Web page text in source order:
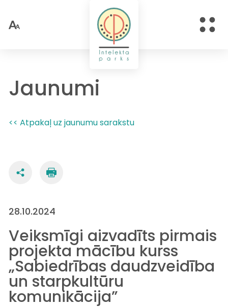
Jaunumi
<< Atpakaļ uz jaunumu sarakstu
28.10.2024
Veiksmīgi aizvadīts pirmais
projekta mācību kurss
„Sabiedrības daudzveidība
un starpkultūru
komunikācija”